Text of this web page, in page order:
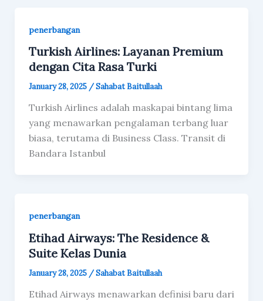
penerbangan
Turkish Airlines: Layanan Premium
dengan Cita Rasa Turki
January 28, 2025 /Sahabat Baitullaah
Turkish Airlines adalah maskapai bintang lima
yang menawarkan pengalaman terbang luar
biasa, terutama di Business Class. Transit di
Bandara Istanbul
penerbangan
Etihad Airways: The Residence &
Suite Kelas Dunia
January 28, 2025 /Sahabat Baitullaah
Etihad Airways menawarkan definisi baru dari